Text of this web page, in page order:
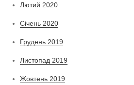
Лютий 2020
Січень 2020
Грудень 2019
Листопад 2019
Жовтень 2019